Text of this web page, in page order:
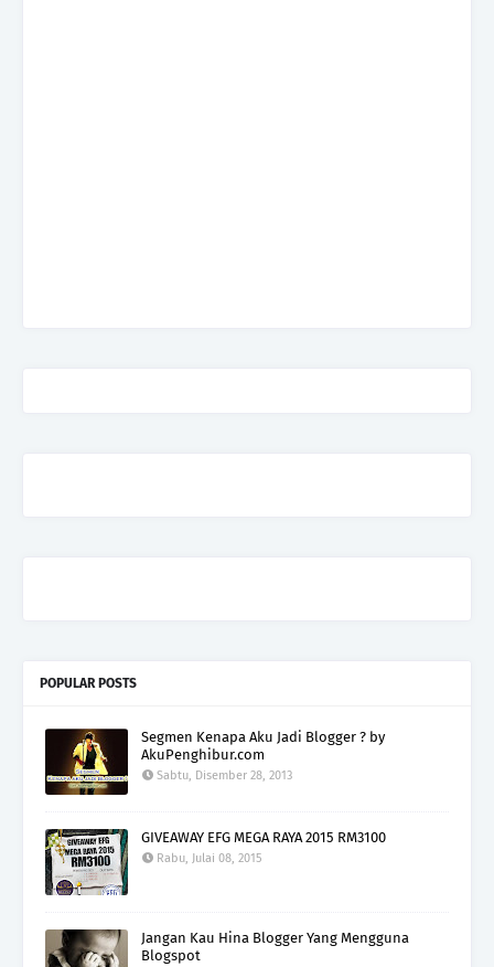
POPULAR POSTS
Segmen Kenapa Aku Jadi Blogger ? by
AkuPenghibur.com
Sabtu, Disember 28, 2013
GIVEAWAY EFG MEGA RAYA 2015 RM3100
Rabu, Julai 08, 2015
Jangan Kau Hina Blogger Yang Mengguna
Blogspot